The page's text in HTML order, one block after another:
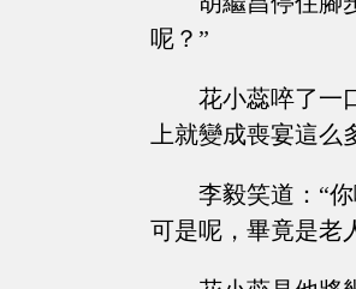
呢？”
花小蕊啐了一
上就變成喪宴這
李毅笑道：“
可是呢，畢竟是老